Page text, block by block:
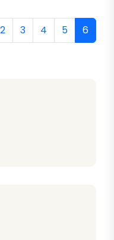
Página
2 Página
3 Página
4 Página
5 6